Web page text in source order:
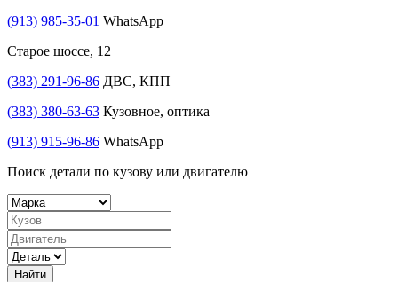
(913) 985-35-01 WhatsApp
Старое шоссе, 12
(383) 291-96-86 ДВС, КПП
(383) 380-63-63 Кузовное, оптика
(913) 915-96-86 WhatsApp
Поиск детали по кузову или двигателю
Найти